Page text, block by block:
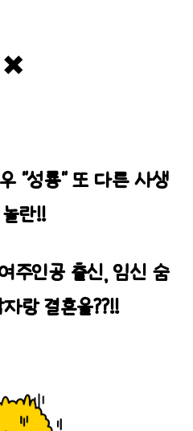
✖️
"성룡" 또 다른 사생
란!!
주인공 출신, 임신 숨
랑 결혼을??!!